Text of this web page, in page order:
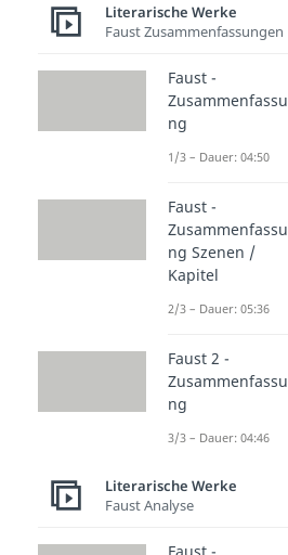
Literarische Werke
Faust Zusammenfassungen
Faust -
Zusammenfassu
ng
1/3 – Dauer: 04:50
Faust -
Zusammenfassu
ng Szenen /
Kapitel
2/3 – Dauer: 05:36
Faust 2 -
Zusammenfassu
ng
3/3 – Dauer: 04:46
Literarische Werke
Faust Analyse